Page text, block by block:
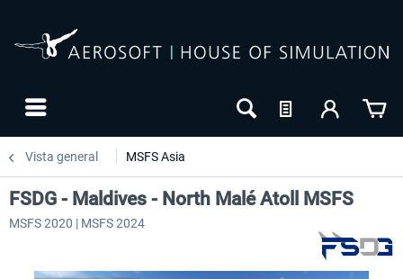
Vista general MSFS Asia
FSDG - Maldives - North Malé Atoll MSFS
MSFS 2020 | MSFS 2024